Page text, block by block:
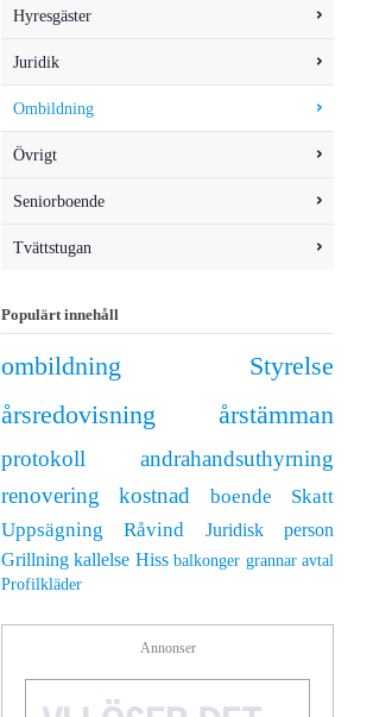
Hyresgäster
Juridik
Ombildning
Övrigt
Seniorboende
Tvättstugan
Populärt innehåll
ombildning
Styrelse
årsredovisning
årstämman
protokoll
andrahandsuthyrning
renovering
kostnad boende
Skatt
Uppsägning
Råvind
Juridisk person
Grillning kallelse Hiss balkonger grannar avtal
Profilkläder
Annonser